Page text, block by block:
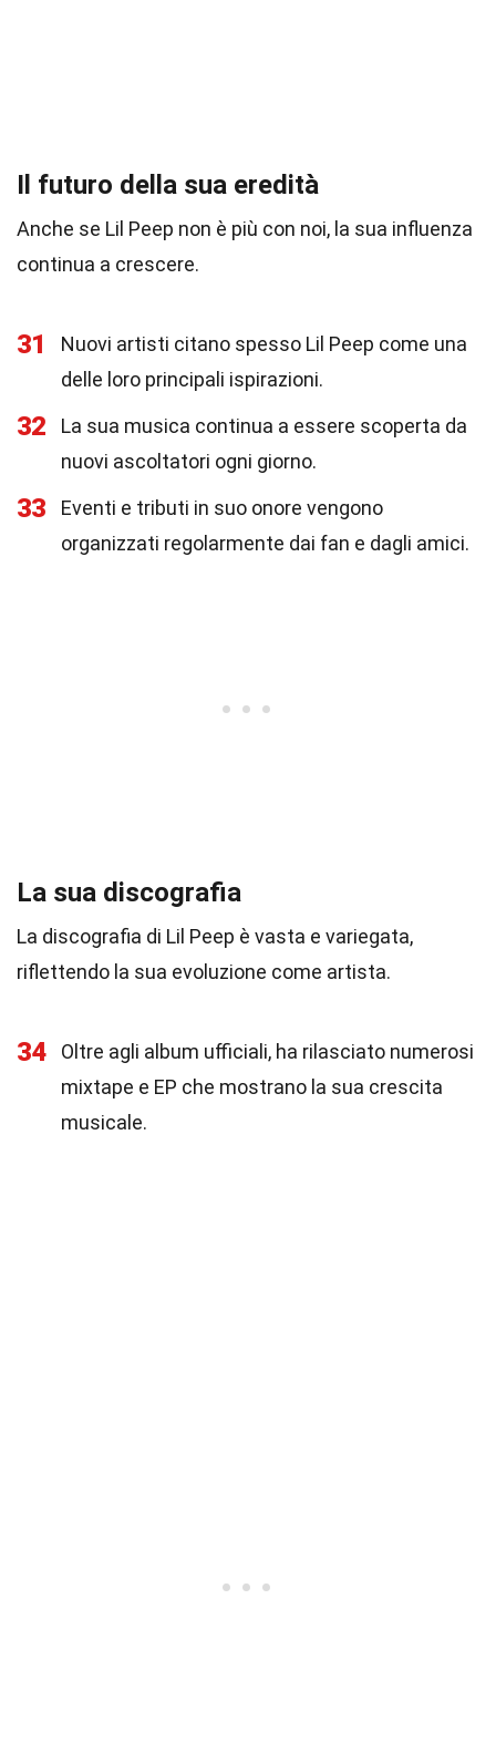
Il futuro della sua eredità
Anche se Lil Peep non è più con noi, la sua influenza
continua a crescere.
31
Nuovi artisti citano spesso Lil Peep come una
delle loro principali ispirazioni.
32
La sua musica continua a essere scoperta da
nuovi ascoltatori ogni giorno.
33
Eventi e tributi in suo onore vengono
organizzati regolarmente dai fan e dagli amici.
La sua discografia
La discografia di Lil Peep è vasta e variegata,
riflettendo la sua evoluzione come artista.
34
Oltre agli album ufficiali, ha rilasciato numerosi
mixtape e EP che mostrano la sua crescita
musicale.